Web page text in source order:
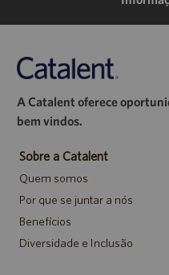
A Catalent oferece
bem vindos.
Sobre a Catalent
Quem somos
Por que se juntar a nós
Benefícios
Diversidade e Inclusão